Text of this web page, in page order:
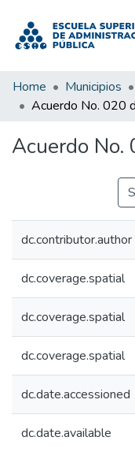
Home Municipios
Acuerdo No. 020
Acuerdo
dc.contributor.author
dc.coverage.spatial
dc.coverage.spatial
dc.coverage.spatial
dc.date.accessioned
dc.date.available